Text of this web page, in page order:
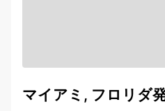
マイアミ, フロリダ